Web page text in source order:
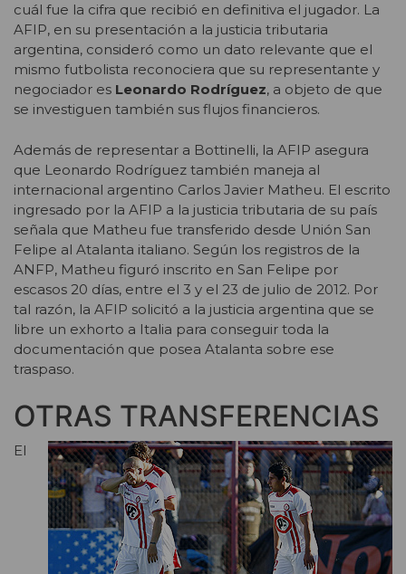
cuál fue la cifra que recibió en definitiva el jugador. La
AFIP, en su presentación a la justicia tributaria
argentina, consideró como un dato relevante que el
mismo futbolista reconociera que su representante y
negociador es Leonardo Rodríguez, a objeto de que
se investiguen también sus flujos financieros.
Además de representar a Bottinelli, la AFIP asegura
que Leonardo Rodríguez también maneja al
internacional argentino Carlos Javier Matheu. El escrito
ingresado por la AFIP a la justicia tributaria de su país
señala que Matheu fue transferido desde Unión San
Felipe al Atalanta italiano. Según los registros de la
ANFP, Matheu figuró inscrito en San Felipe por
escasos 20 días, entre el 3 y el 23 de julio de 2012. Por
tal razón, la AFIP solicitó a la justicia argentina que se
libre un exhorto a Italia para conseguir toda la
documentación que posea Atalanta sobre ese
traspaso.
OTRAS TRANSFERENCIAS
El